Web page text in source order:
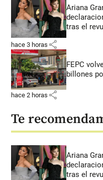
Ariana
tras el
hace 3 horas share
FEPC
billones
hace 2 horas share
Te
Ariana
tras el